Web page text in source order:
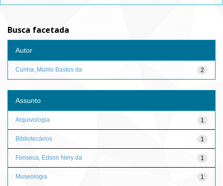
Busca facetada
Autor
2
Cunha, Murilo Bastos da
Assunto
1
Arquivologia
1
Bibliotecários
1
Fonseca, Edson Nery da
1
Museologia